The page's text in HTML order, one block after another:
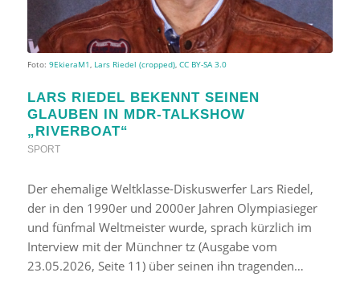
Foto: 9EkieraM1, Lars Riedel (cropped), CC BY-SA 3.0
LARS RIEDEL BEKENNT SEINEN
GLAUBEN IN MDR-TALKSHOW
„RIVERBOAT“
SPORT
Der ehemalige Weltklasse-Diskuswerfer Lars Riedel,
der in den 1990er und 2000er Jahren Olympiasieger
und fünfmal Weltmeister wurde, sprach kürzlich im
Interview mit der Münchner tz (Ausgabe vom
23.05.2026, Seite 11) über seinen ihn tragenden…